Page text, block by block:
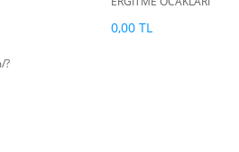
?
0,00 TL